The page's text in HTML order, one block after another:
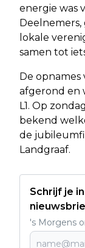
energie was
Deelnemers,
lokale
samen tot
De opnames
afgerond en
L1. Op
bekend
de
Landgraaf.
Schrijf je
's Morgens